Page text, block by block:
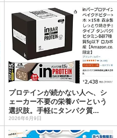
プロテインが続かない人へ、シ
ェーカー不要の栄養バーという
選択肢。手軽にタンパク質...
2026年6月9日